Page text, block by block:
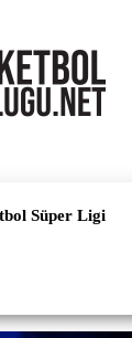
Lig ve
Süper Ligi